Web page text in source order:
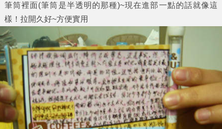
筆筒裡面(筆筒是半透明的那種)~現在進部一點的話就像這
樣！拉開久好~方便實用